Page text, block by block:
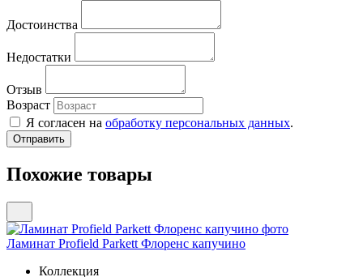
Достоинства
Недостатки
Отзыв
Возраст
Я согласен на обработку персональных данных.
Похожие товары
Ламинат Profield Parkett Флоренс капучино
Коллекция